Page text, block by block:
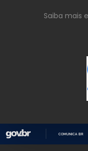
Saiba mais
COMUNICA BR